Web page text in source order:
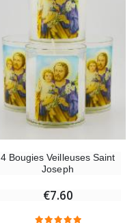
4 Bougies Veilleuses Saint
Joseph
€7.60